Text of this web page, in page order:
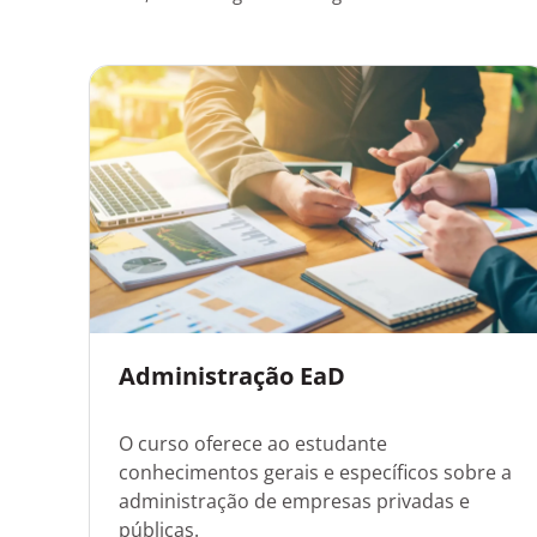
Administração EaD
O curso oferece ao estudante
conhecimentos gerais e específicos sobre a
administração de empresas privadas e
públicas.